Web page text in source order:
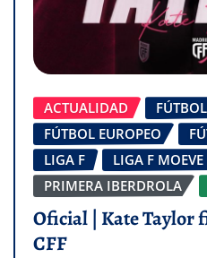
ACTUALIDAD
FÚTBOL
FÚTBOL EUROPEO
LIGA F
LIGA F MOEVE
PRIMERA IBERDROLA
Oficial | Kate Taylor
CFF